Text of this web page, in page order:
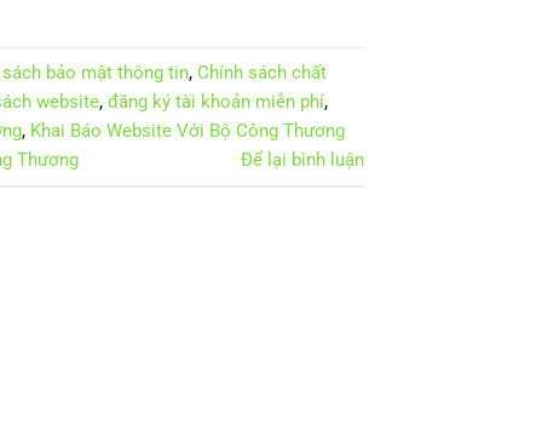
bảo mật thông tin, Chính sách chất
website, đăng ký tài khoản miễn phí,
, Khai Báo Website Với Bộ Công Thương
Thương
Để lại bình luận